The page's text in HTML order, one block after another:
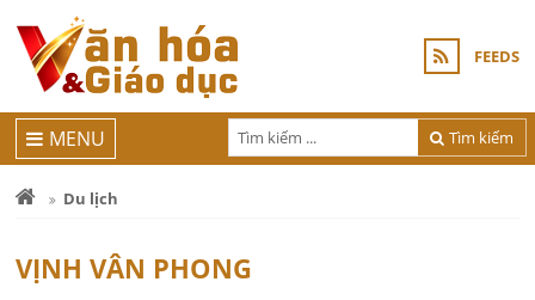
FEEDS
Tìm kiếm
MENU
Du lịch
VỊNH VÂN PHONG